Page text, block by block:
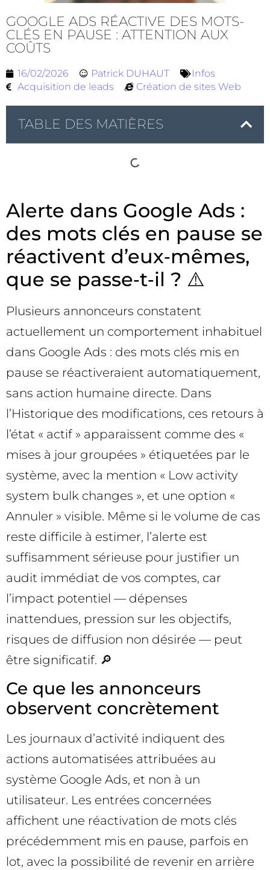
GOOGLE ADS RÉACTIVE DES MOTS-
CLÉS EN PAUSE : ATTENTION AUX
COÛTS
16/02/2026 Patrick DUHAUT
Infos
Acquisition de leads
Création de sites Web
TABLE DES MATIÈRES
Alerte dans Google Ads :
des mots clés en pause se
réactivent d’eux‑mêmes,
que se passe‑t‑il ? ⚠️
Plusieurs annonceurs constatent
actuellement un comportement inhabituel
dans Google Ads : des mots clés mis en
pause se réactiveraient automatiquement,
sans action humaine directe. Dans
l’Historique des modifications, ces retours à
l’état « actif » apparaissent comme des «
mises à jour groupées » étiquetées par le
système, avec la mention « Low activity
system bulk changes », et une option «
Annuler » visible. Même si le volume de cas
reste difficile à estimer, l’alerte est
suffisamment sérieuse pour justifier un
audit immédiat de vos comptes, car
l’impact potentiel — dépenses
inattendues, pression sur les objectifs,
risques de diffusion non désirée — peut
être significatif. 🔎
Ce que les annonceurs
observent concrètement
Les journaux d’activité indiquent des
actions automatisées attribuées au
système Google Ads, et non à un
utilisateur. Les entrées concernées
affichent une réactivation de mots clés
précédemment mis en pause, parfois en
lot, avec la possibilité de revenir en arrière